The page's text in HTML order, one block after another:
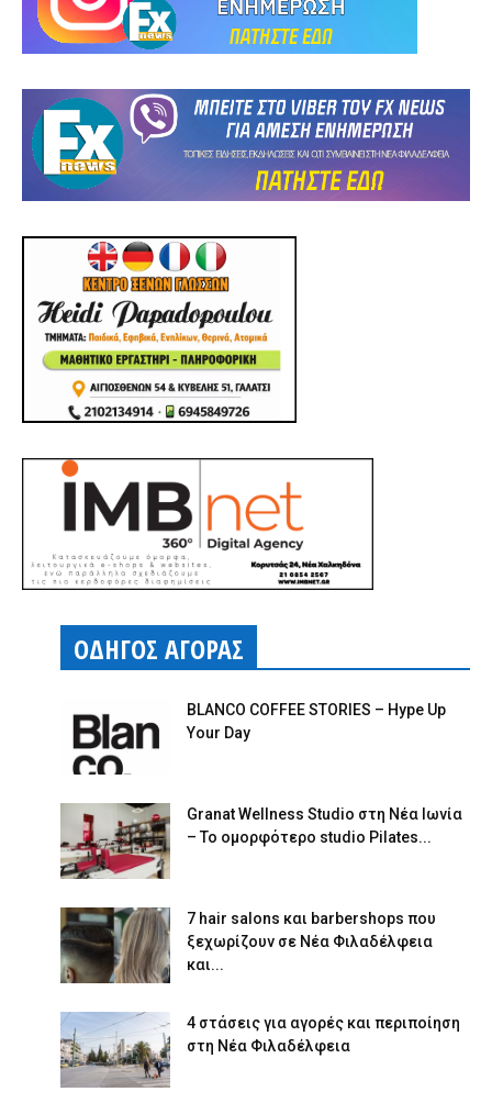
ΟΔΗΓΟΣ ΑΓΟΡΑΣ
BLANCO COFFEE STORIES – Hype Up
Your Day
Granat Wellness Studio στη Νέα Ιωνία
– Το ομορφότερο studio Pilates...
7 hair salons και barbershops που
ξεχωρίζουν σε Νέα Φιλαδέλφεια
και...
4 στάσεις για αγορές και περιποίηση
στη Νέα Φιλαδέλφεια